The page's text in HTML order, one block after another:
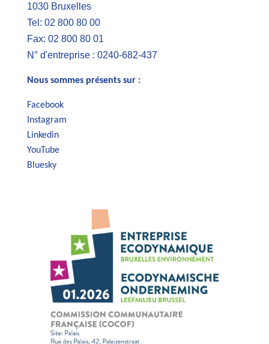
1030 Bruxelles
Tel: 02 800 80 00
Fax: 02 800 80 01
N° d'entreprise : 0240-682-437
Nous sommes présents sur :
Facebook
Instagram
Linkedin
YouTube
Bluesky